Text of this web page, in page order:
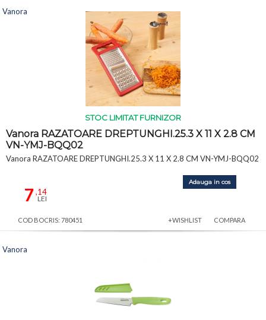
STOC LIMITAT FURNIZOR
Vanora RAZATOARE DREPTUNGHI.25.3 X 11 X 2.8 CM
VN-YMJ-BQQ02
Vanora RAZATOARE DREPTUNGHI.25.3 X 11 X 2.8 CM VN-YMJ-BQQ02
7,14
LEI
Adauga in cos
Vanora
COD BOCRIS: 780451 +WISHLIST COMPARA
Vanora